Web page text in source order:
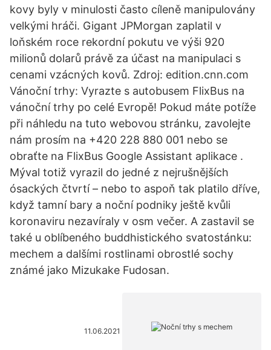
kovy byly v minulosti často cíleně manipulovány
velkými hráči. Gigant JPMorgan zaplatil v
loňském roce rekordní pokutu ve výši 920
milionů dolarů právě za účast na manipulaci s
cenami vzácných kovů. Zdroj: edition.cnn.com
Vánoční trhy: Vyrazte s autobusem FlixBus na
vánoční trhy po celé Evropě! Pokud máte potíže
při náhledu na tuto webovou stránku, zavolejte
nám prosím na +420 228 880 001 nebo se
obraťte na FlixBus Google Assistant aplikace .
Mýval totiž vyrazil do jedné z nejrušnějších
ósackých čtvrtí – nebo to aspoň tak platilo dříve,
když tamní bary a noční podniky ještě kvůli
koronaviru nezavíraly v osm večer. A zastavil se
také u oblíbeného buddhistického svatostánku:
mechem a dalšími rostlinami obrostlé sochy
známé jako Mizukake Fudosan.
11.06.2021